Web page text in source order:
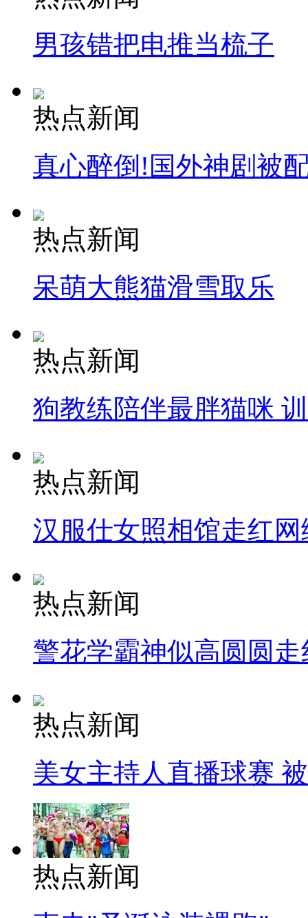
司机酒驾遇交警 急速倒车逃窜
男孩错把电推当梳子
热点新闻
真心醉倒!国外神剧被
热点新闻
呆萌大熊猫滑雪取乐
热点新闻
狗教练陪伴最胖猫咪
热点新闻
汉服仕女照相馆走红网
热点新闻
警花学霸神似高圆圆走
热点新闻
美女主持人直播球赛
热点新闻